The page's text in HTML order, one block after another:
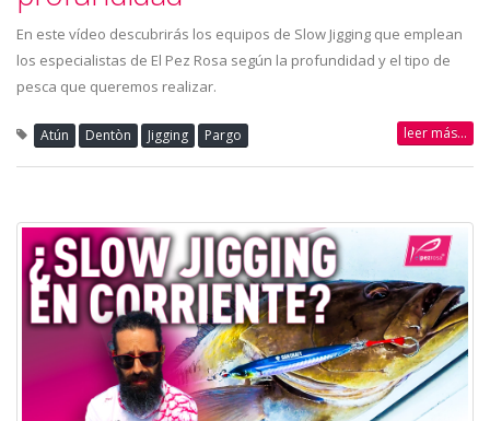
En este vídeo descubrirás los equipos de Slow Jigging que emplean
los especialistas de El Pez Rosa según la profundidad y el tipo de
pesca que queremos realizar.
Atún Dentòn Jigging Pargo leer más...